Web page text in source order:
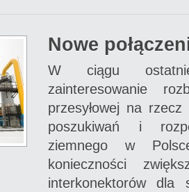
Nowe
W ciągu
zainteresowanie
przesyłowej na
poszukiwań i
ziemnego w
konieczności
interkonektorów dla